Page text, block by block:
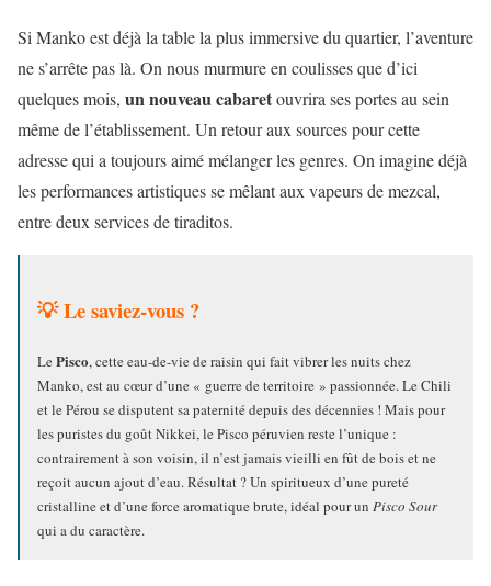
Si Manko est déjà la table la plus immersive du quartier, l’aventure
ne s’arrête pas là. On nous murmure en coulisses que d’ici
quelques mois, un nouveau cabaretouvrira ses portes au sein
même de l’établissement. Un retour aux sources pour cette
adresse qui a toujours aimé mélanger les genres. On imagine déjà
les performances artistiques se mêlant aux vapeurs de mezcal,
entre deux services de tiraditos.
💡 Le saviez-vous ?
Le Pisco, cette eau-de-vie de raisin qui fait vibrer les nuits chez
Manko, est au cœur d’une « guerre de territoire » passionnée. Le Chili
et le Pérou se disputent sa paternité depuis des décennies ! Mais pour
les puristes du goût Nikkei, le Pisco péruvien reste l’unique :
contrairement à son voisin, il n’est jamais vieilli en fût de bois et ne
reçoit aucun ajout d’eau. Résultat ? Un spiritueux d’une pureté
cristalline et d’une force aromatique brute, idéal pour un Pisco Sour
qui a du caractère.